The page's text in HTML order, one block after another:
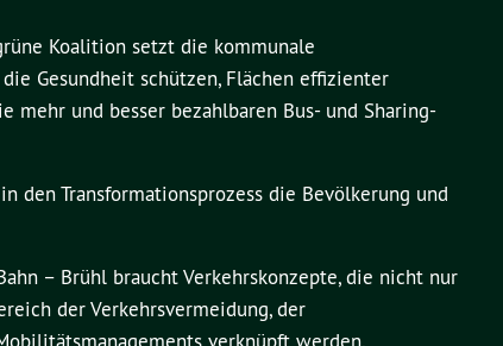
Koalition setzt die kommunale
Gesundheit schützen, Flächen effizienter
und besser bezahlbaren Bus- und Sharing-
Transformationsprozess die Bevölkerung und
– Brühl braucht Verkehrskonzepte, die nicht nur
der Verkehrsvermeidung, der